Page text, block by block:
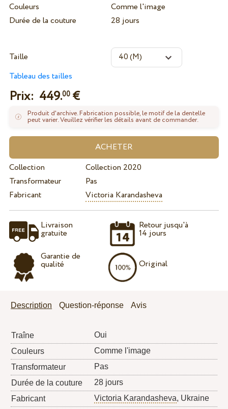
Couleurs
Comme l'image
Durée de la couture
28 jours
Taille
Tableau des tailles
Prix: 449.00€
Produit d'archive. Fabrication possible, le motif de la dentelle
peut varier. Veuillez vérifier les détails avant de commander.
Collection
Collection 2020
Transformateur
Pas
Fabricant
Victoria Karandasheva
Livraison
gratuite
Garantie de
qualité
Retour jusqu'à
14 jours
Original
Description Question-réponse Avis
Traîne
Oui
Couleurs
Comme l'image
Transformateur
Pas
Durée de la couture
28 jours
Fabricant
Victoria Karandasheva, Ukraine